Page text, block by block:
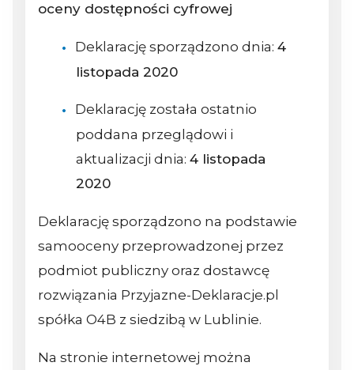
oceny dostępności cyfrowej
Deklarację sporządzono dnia: 4
listopada 2020
Deklarację została ostatnio
poddana przeglądowi i
aktualizacji dnia: 4 listopada
2020
Deklarację sporządzono na podstawie
samooceny przeprowadzonej przez
podmiot publiczny oraz dostawcę
rozwiązania Przyjazne-Deklaracje.pl
spółka O4B z siedzibą w Lublinie.
Na stronie internetowej można